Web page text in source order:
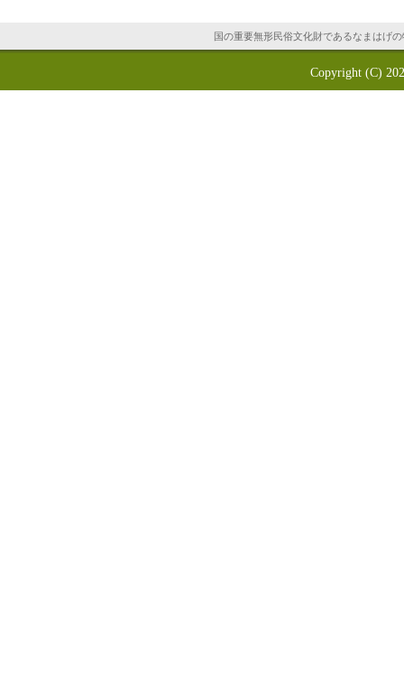
国の重要無形民俗文化財であるなまはげ
Copyright (C)